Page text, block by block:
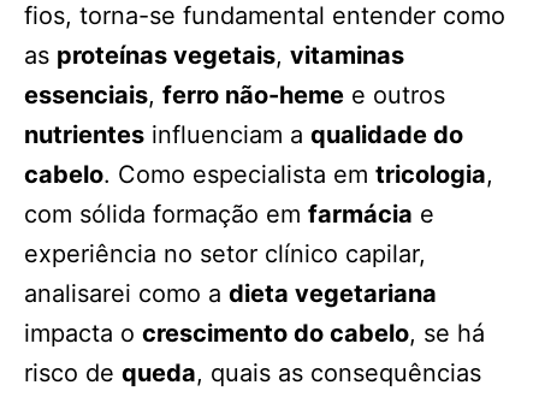
fios, torna-se fundamental entender como
as proteínas vegetais, vitaminas
essenciais, ferro não-heme e outros
nutrientes influenciam a qualidade do
cabelo. Como especialista em tricologia,
com sólida formação em farmácia e
experiência no setor clínico capilar,
analisarei como a dieta vegetariana
impacta o crescimento do cabelo, se há
risco de queda, quais as consequências